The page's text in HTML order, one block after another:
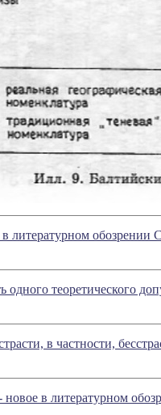
литературном обозрении
одного теоретического
в частности,
в литературном